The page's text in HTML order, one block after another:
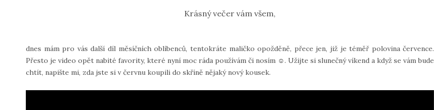
Krásný večer vám všem,
dnes mám pro vás další díl měsíčních oblíbenců, tentokráte maličko opožděně, přece jen, již je téměř polovina července.
Přesto je video opět nabité favority, které nyní moc ráda používám či nosím ☺. Užijte si slunečný víkend a když se vám bude
chtít, napište mi, zda jste si v červnu koupili do skříně nějaký nový kousek.